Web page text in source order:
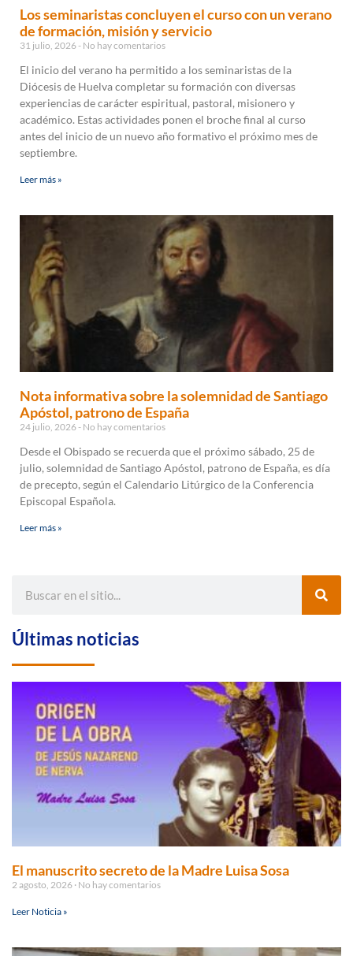
Los seminaristas concluyen el curso con un verano
de formación, misión y servicio
31 julio, 2026 No hay comentarios
El inicio del verano ha permitido a los seminaristas de la
Diócesis de Huelva completar su formación con diversas
experiencias de carácter espiritual, pastoral, misionero y
académico. Estas actividades ponen el broche final al curso
antes del inicio de un nuevo año formativo el próximo mes de
septiembre.
Leer más »
Nota informativa sobre la solemnidad de Santiago
Apóstol, patrono de España
24 julio, 2026 No hay comentarios
Desde el Obispado se recuerda que el próximo sábado, 25 de
julio, solemnidad de Santiago Apóstol, patrono de España, es día
de precepto, según el Calendario Litúrgico de la Conferencia
Episcopal Española.
Leer más »
Últimas noticias
El manuscrito secreto de la Madre Luisa Sosa
2 agosto, 2026 No hay comentarios
Leer Noticia »